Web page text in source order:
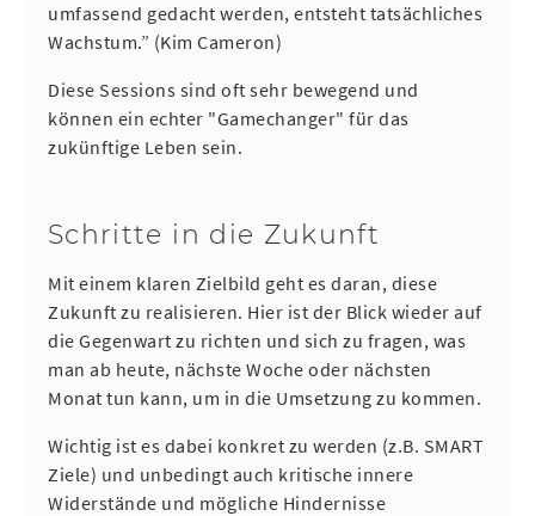
umfassend gedacht werden, entsteht tatsächliches
Wachstum.” (Kim Cameron)
Diese Sessions sind oft sehr bewegend und
können ein echter "Gamechanger" für das
zukünftige Leben sein.
Schritte in die Zukunft
Mit einem klaren Zielbild geht es daran, diese
Zukunft zu realisieren. Hier ist der Blick wieder auf
die Gegenwart zu richten und sich zu fragen, was
man ab heute, nächste Woche oder nächsten
Monat tun kann, um in die Umsetzung zu kommen.
Wichtig ist es dabei konkret zu werden (z.B. SMART
Ziele) und unbedingt auch kritische innere
Widerstände und mögliche Hindernisse